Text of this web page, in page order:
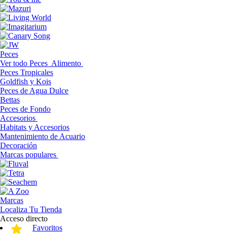
Peces
Ver todo Peces Alimento
Peces Tropicales
Goldfish y Kois
Peces de Agua Dulce
Bettas
Peces de Fondo
Accesorios
Habitats y Accesorios
Mantenimiento de Acuario
Decoración
Marcas populares
Marcas
Localiza Tu Tienda
Acceso directo
Favoritos